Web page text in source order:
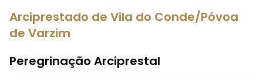
Arciprestado de Vila do Conde/Póvoa
de Varzim
Peregrinação Arciprestal